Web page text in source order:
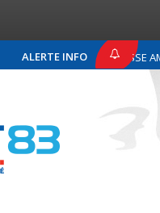
ALERTE INFO
COMMUNIQUÉ DE PRESSE AMF83